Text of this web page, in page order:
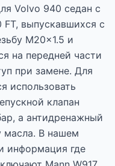
Volvo 940 седан с
выпускавшихся с
M20x1.5 и
на передней части
при замене. Для
использовать
клапан
а антидренажный
масла. В нашем
информация где